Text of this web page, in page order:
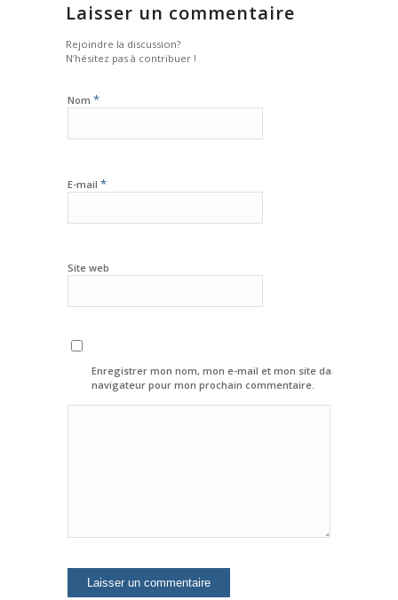
Laisser un commentaire
Rejoindre la discussion?
N’hésitez pas à contribuer !
Nom *
E-mail *
Site web
Enregistrer mon nom, mon e-mail et mon site dans le
navigateur pour mon prochain commentaire.